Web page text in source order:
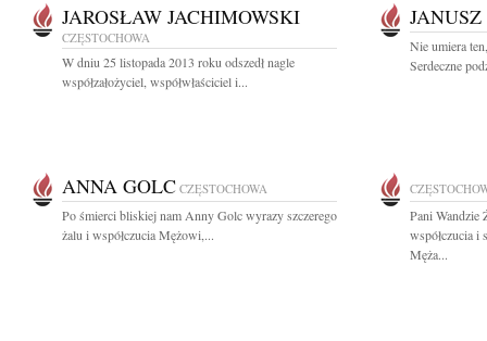
JAROSŁAW JACHIMOWSKI
CZĘSTOCHOWA
W dniu 25 listopada 2013 roku odszedł nagle
współzałożyciel, współwłaściciel i...
Nie umiera
Serdeczne
ANNA GOLC CZĘSTOCHOWA
Po śmierci bliskiej nam Anny Golc wyrazy szczerego
żalu i współczucia Mężowi,...
Pani Wandzie
współczucia i
Męża...